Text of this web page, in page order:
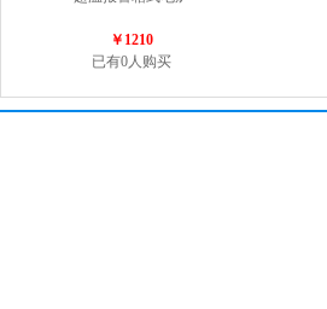
￥1210
已有0人购买